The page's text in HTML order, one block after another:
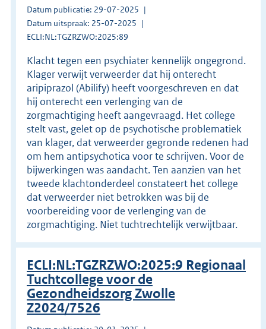
Datum publicatie: 29-07-2025
Datum uitspraak: 25-07-2025
ECLI:NL:TGZRZWO:2025:89
Klacht tegen een psychiater kennelijk ongegrond.
Klager verwijt verweerder dat hij onterecht
aripiprazol (Abilify) heeft voorgeschreven en dat
hij onterecht een verlenging van de
zorgmachtiging heeft aangevraagd. Het college
stelt vast, gelet op de psychotische problematiek
van klager, dat verweerder gegronde redenen had
om hem antipsychotica voor te schrijven. Voor de
bijwerkingen was aandacht. Ten aanzien van het
tweede klachtonderdeel constateert het college
dat verweerder niet betrokken was bij de
voorbereiding voor de verlenging van de
zorgmachtiging. Niet tuchtrechtelijk verwijtbaar.
ECLI:NL:TGZRZWO:2025:9 Regionaal
Tuchtcollege voor de
Gezondheidszorg Zwolle
Z2024/7526